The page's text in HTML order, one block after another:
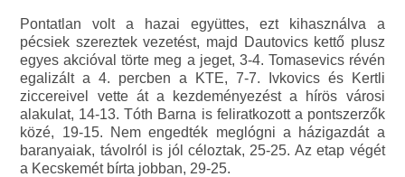
Pontatlan volt a hazai együttes, ezt kihasználva a
pécsiek szereztek vezetést, majd Dautovics kettő plusz
egyes akcióval törte meg a jeget, 3-4. Tomasevics révén
egalizált a 4. percben a KTE, 7-7. Ivkovics és Kertli
ziccereivel vette át a kezdeményezést a hírös városi
alakulat, 14-13. Tóth Barna is feliratkozott a pontszerzők
közé, 19-15. Nem engedték meglógni a házigazdát a
baranyaiak, távolról is jól céloztak, 25-25. Az etap végét
a Kecskemét bírta jobban, 29-25.